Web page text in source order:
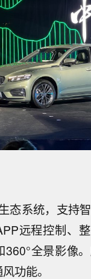
态系统，支持智
远程控制、整
360°全景影像
功能。